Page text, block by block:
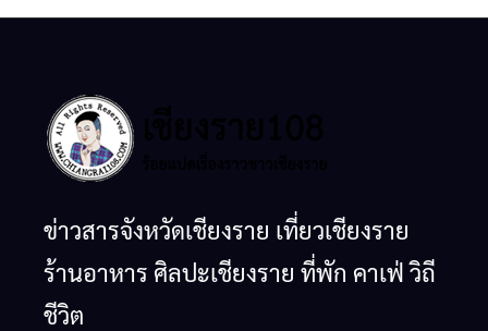
ข่าวสารจังหวัดเชียงราย เที่ยวเชียงราย
ร้านอาหาร ศิลปะเชียงราย ที่พัก คาเฟ่ วิถี
ชีวิต